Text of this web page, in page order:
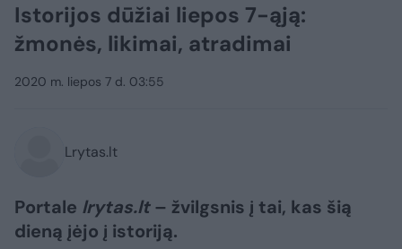
Istorijos dūžiai liepos 7-ąją:
žmonės, likimai, atradimai
2020 m. liepos 7 d. 03:55
Lrytas.lt
Portale lrytas.lt– žvilgsnis į tai, kas šią
dieną įėjo į istoriją.